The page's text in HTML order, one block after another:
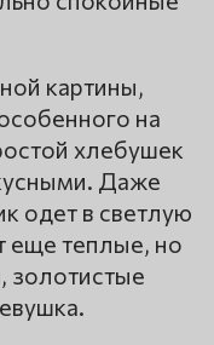
картины,
на
хлебушек
Даже
одет в светлую
еще теплые, но
золотистые